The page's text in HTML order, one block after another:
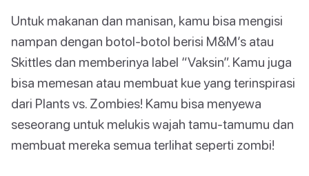
Untuk makanan dan manisan, kamu bisa mengisi
nampan dengan botol-botol berisi M&M’s atau
Skittles dan memberinya label “Vaksin”. Kamu juga
bisa memesan atau membuat kue yang terinspirasi
dari Plants vs. Zombies! Kamu bisa menyewa
seseorang untuk melukis wajah tamu-tamumu dan
membuat mereka semua terlihat seperti zombi!